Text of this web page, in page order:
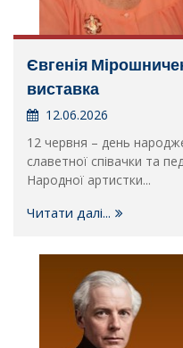
Євгенія
виставка
12.06.2026
12 червня – день
славетної співачки та
Народної артистки...
Читати далі...